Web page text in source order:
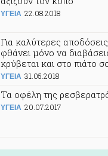
ΥΓΕΙΑ 22.08.2018
Για καλύτερες
φθάνει μόνο να
κρύβεται και στο πιάτο
ΥΓΕΙΑ 31.05.2018
Τα οφέλη της
ΥΓΕΙΑ 20.07.2017